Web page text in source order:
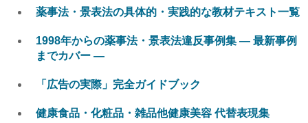
薬事法・景表法の具体的・実践的な教材テキスト一覧
1998年からの薬事法・景表法違反事例集 ― 最新事例
までカバー ―
「広告の実際」完全ガイドブック
健康食品・化粧品・雑品他健康美容 代替表現集